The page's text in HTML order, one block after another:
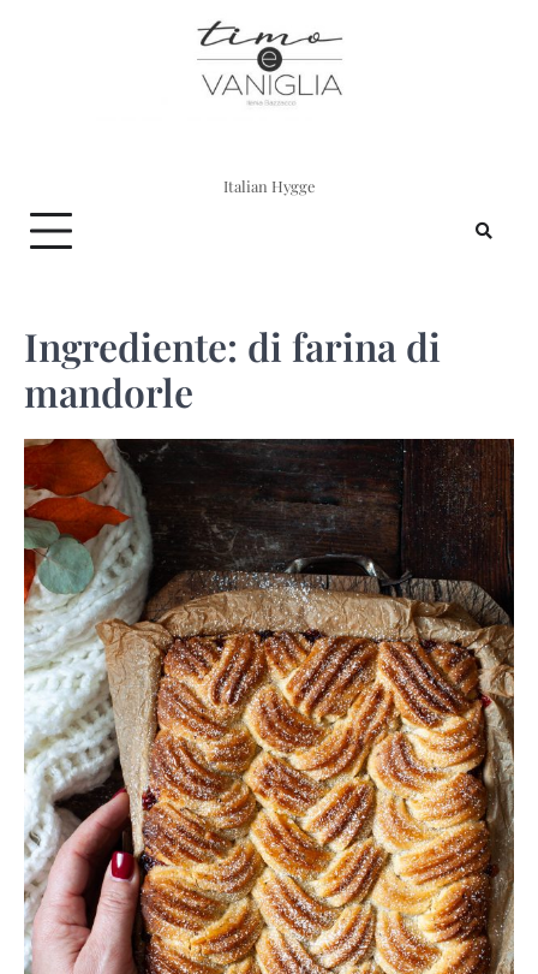
Italian Hygge
Ingrediente: di farina di
mandorle